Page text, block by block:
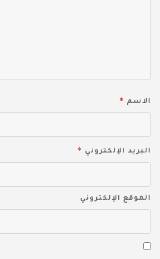
الاسم *
البريد الإلكتروني *
الموقع الإلكتروني